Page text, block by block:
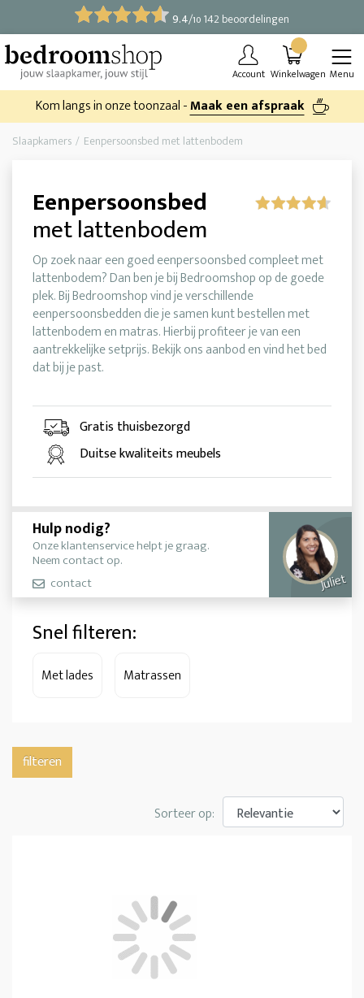
9.4/10 142 beoordelingen
Account Winkelwagen Menu
Kom langs in onze toonzaal -Maak een afspraak
Slaapkamers Eenpersoonsbed met lattenbodem
Eenpersoonsbed
met lattenbodem
Op zoek naar een goed eenpersoonsbed compleet met
lattenbodem? Dan ben je bij Bedroomshop op de goede
plek. Bij Bedroomshop vind je verschillende
eenpersoonsbedden die je samen kunt bestellen met
lattenbodem en matras. Hierbij profiteer je van een
aantrekkelijke setprijs. Bekijk ons aanbod en vind het bed
dat bij je past.
Gratis thuisbezorgd
Duitse kwaliteits meubels
Hulp nodig?
Onze klantenservice helpt je graag.
Neem contact op.
contact
Juliet
Snel filteren:
Met lades Matrassen
filteren
Sorteer op: